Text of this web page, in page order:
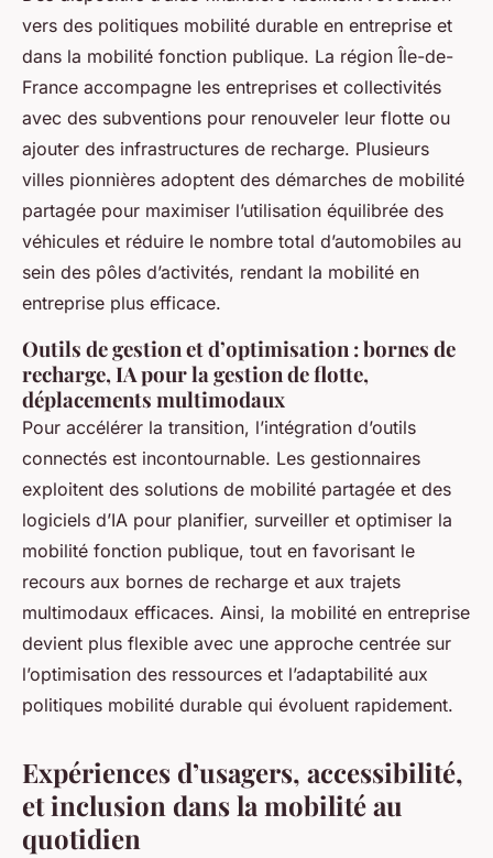
vers des politiques mobilité durable en entreprise et
dans la mobilité fonction publique. La région Île-de-
France accompagne les entreprises et collectivités
avec des subventions pour renouveler leur flotte ou
ajouter des infrastructures de recharge. Plusieurs
villes pionnières adoptent des démarches de mobilité
partagée pour maximiser l’utilisation équilibrée des
véhicules et réduire le nombre total d’automobiles au
sein des pôles d’activités, rendant la mobilité en
entreprise plus efficace.
Outils de gestion et d’optimisation : bornes de
recharge, IA pour la gestion de flotte,
déplacements multimodaux
Pour accélérer la transition, l’intégration d’outils
connectés est incontournable. Les gestionnaires
exploitent des solutions de mobilité partagée et des
logiciels d’IA pour planifier, surveiller et optimiser la
mobilité fonction publique, tout en favorisant le
recours aux bornes de recharge et aux trajets
multimodaux efficaces. Ainsi, la mobilité en entreprise
devient plus flexible avec une approche centrée sur
l’optimisation des ressources et l’adaptabilité aux
politiques mobilité durable qui évoluent rapidement.
Expériences d’usagers, accessibilité,
et inclusion dans la mobilité au
quotidien